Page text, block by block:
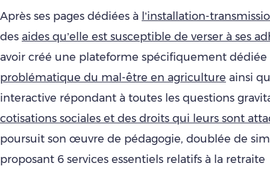
Après ses pages dédiées à l’installation-
des aides qu’elle est susceptible de verser à ses
avoir créé une plateforme spécifiquement
problématique du mal-être en agriculture ainsi
interactive répondant à toutes les questions
cotisations sociales et des droits qui leurs sont
poursuit son œuvre de pédagogie, doublée de
proposant 6 services essentiels relatifs à la retraite